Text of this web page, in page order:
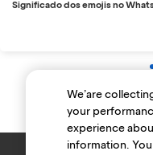
Significado dos emojis no
We’are
your
experience
information.